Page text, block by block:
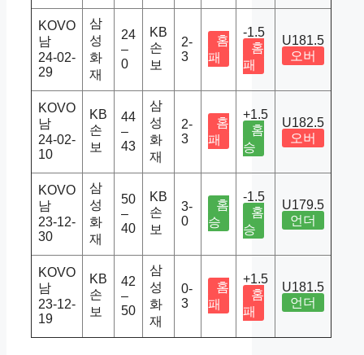
KOVO
남
24-02-
29
삼
성
화
재
24
–
0
KB
손
보
2-
3
홈
패
-1.5
홈
패
U181.5
오버
KOVO
남
24-02-
10
KB
손
보
44
–
43
삼
성
화
재
2-
3
홈
패
+1.5
홈
승
U182.5
오버
KOVO
남
23-12-
30
삼
성
화
재
50
–
40
KB
손
보
3-
0
홈
승
-1.5
홈
승
U179.5
언더
KOVO
남
23-12-
19
KB
손
보
42
–
50
삼
성
화
재
0-
3
홈
패
+1.5
홈
패
U181.5
언더